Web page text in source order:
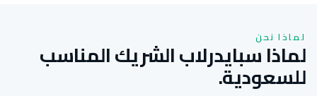
لماذا نحن
لماذا سبايدرلاب الشريك المناسب
للسعودية.